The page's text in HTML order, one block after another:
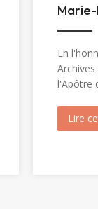
Christine (1820)
En
l'Apôtre
Lire